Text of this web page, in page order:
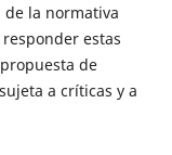
de la normativa
estas
de
a críticas y a